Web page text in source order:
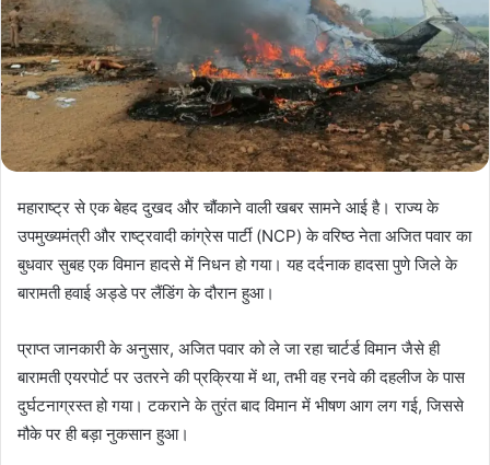
महाराष्ट्र से एक बेहद दुखद और चौंकाने वाली खबर सामने आई है। राज्य के
उपमुख्यमंत्री और राष्ट्रवादी कांग्रेस पार्टी (NCP) के वरिष्ठ नेता अजित पवार का
बुधवार सुबह एक विमान हादसे में निधन हो गया। यह दर्दनाक हादसा पुणे जिले के
बारामती हवाई अड्डे पर लैंडिंग के दौरान हुआ।
प्राप्त जानकारी के अनुसार, अजित पवार को ले जा रहा चार्टर्ड विमान जैसे ही
बारामती एयरपोर्ट पर उतरने की प्रक्रिया में था, तभी वह रनवे की दहलीज के पास
दुर्घटनाग्रस्त हो गया। टकराने के तुरंत बाद विमान में भीषण आग लग गई, जिससे
मौके पर ही बड़ा नुकसान हुआ।